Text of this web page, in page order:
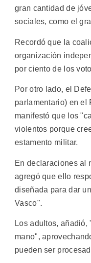
gran cantidad de
sociales, como el
Recordó que la
organización
por ciento de los
Por otro lado, el
parlamentario) en el
manifestó que los
violentos porque
estamento militar.
En declaraciones al
agregó que ello
diseñada para dar
Vasco".
Los adultos,
mano",
pueden ser